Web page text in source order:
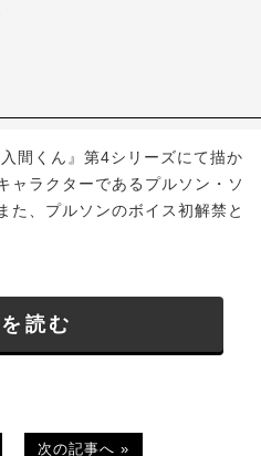
間くん』第4シリーズにて描か
ャラクターであるプルソン・ソ
た、プルソンのボイス初解禁と
読む
次の記事へ »